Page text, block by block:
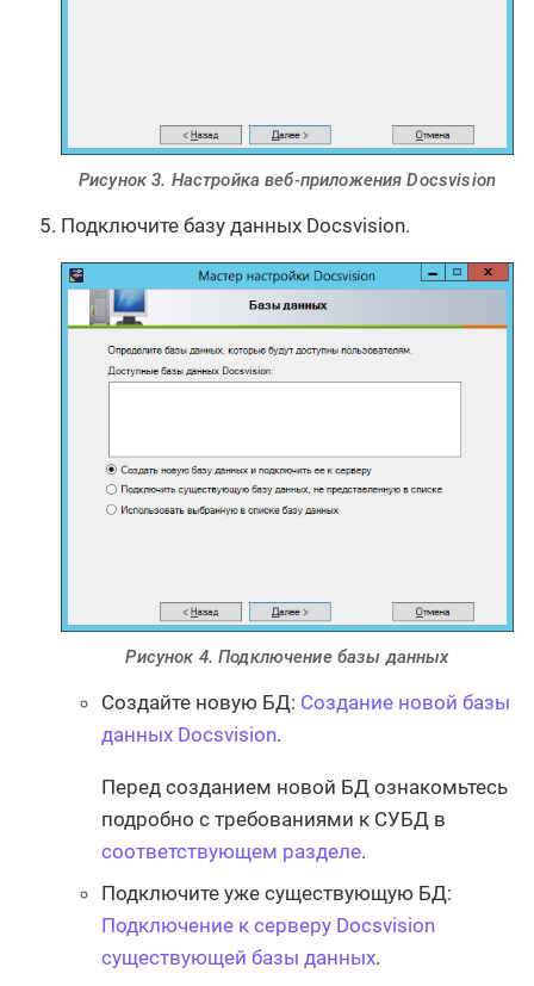
Рисунок 3. Настройка веб-приложения Docsvision
Подключите базу данных Docsvision.
Рисунок 4. Подключение базы данных
Создайте новую БД: Создание новой базы
данных Docsvision.
Перед созданием новой БД ознакомьтесь
подробно с требованиями к СУБД в
соответствующем разделе.
Подключите уже существующую БД:
Подключение к серверу Docsvision
существующей базы данных.